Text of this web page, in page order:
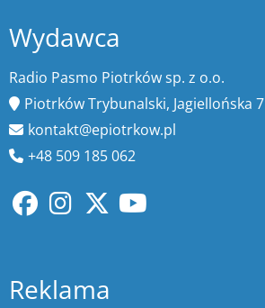
Wydawca
Radio Pasmo Piotrków sp. z o.o.
Piotrków Trybunalski, Jagiellońska 7
kontakt@epiotrkow.pl
+48 509 185 062
Reklama